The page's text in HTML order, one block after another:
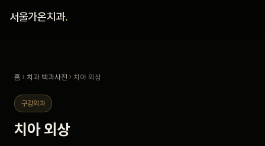
서울가온치과.
진료 안내
홈 › 치과 백과사전 › 치아 외상
구강외과
치아 외상